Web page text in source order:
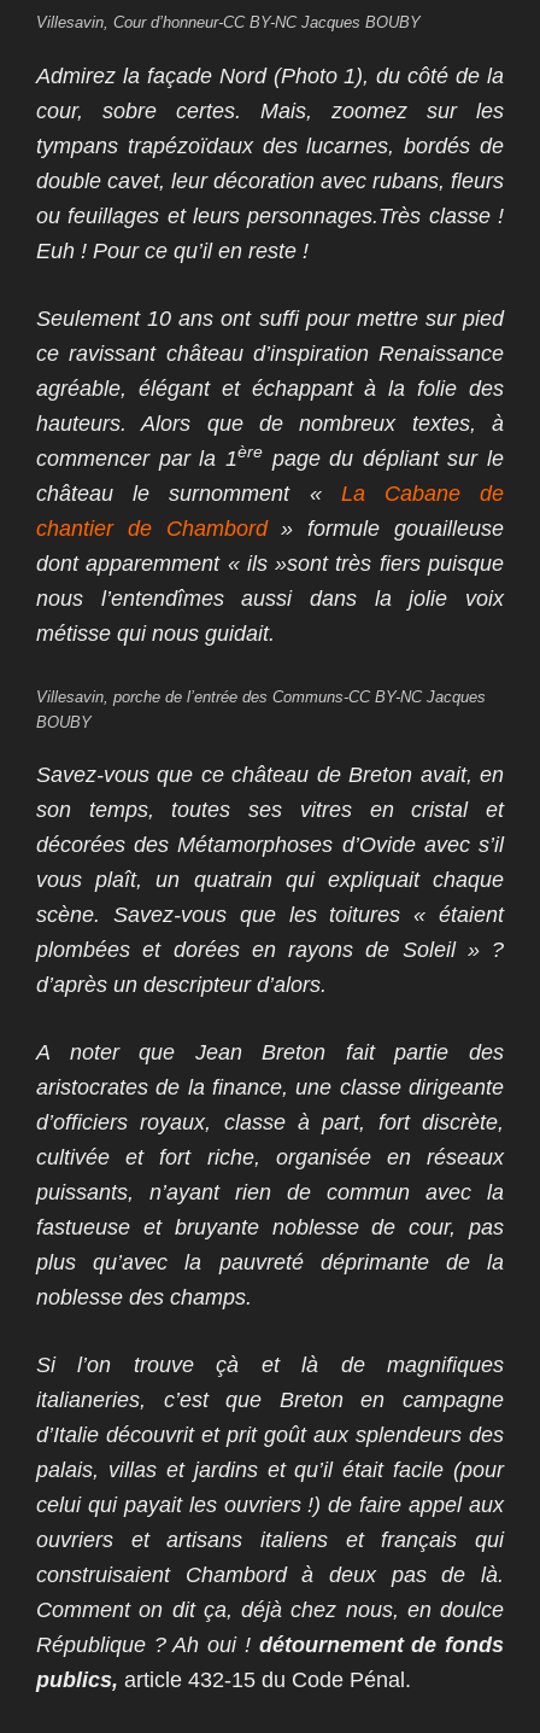
Villesavin, Cour d’honneur-CC BY-NC Jacques BOUBY
Admirez la façade Nord (Photo 1), du côté de la
cour, sobre certes. Mais, zoomez sur les
tympans trapézoïdaux des lucarnes, bordés de
double cavet, leur décoration avec rubans, fleurs
ou feuillages et leurs personnages.Très classe !
Euh ! Pour ce qu’il en reste !
Seulement 10 ans ont suffi pour mettre sur pied
ce ravissant château d’inspiration Renaissance
agréable, élégant et échappant à la folie des
hauteurs.Alors que de nombreux textes, à
commencer par la 1èrepage du dépliant sur le
château le surnomment « La Cabane de
chantier de Chambord» formule gouailleuse
dont apparemment « ils »sont très fiers puisque
nous l’entendîmes aussi dans la jolie voix
métisse qui nous guidait.
Villesavin, porche de l’entrée des Communs-CC BY-NC Jacques
BOUBY
Savez-vous que ce château de Breton avait, en
son temps, toutes ses vitres en cristal et
décorées des Métamorphoses d’Ovide avec s’il
vous plaît, un quatrain qui expliquait chaque
scène. Savez-vous que les toitures « étaient
plombées et dorées en rayons de Soleil » ?
d’après un descripteur d’alors.
A noter que Jean Breton fait partie des
aristocrates de la finance, une classe dirigeante
d’officiers royaux, classe à part, fort discrète,
cultivée et fort riche, organisée en réseaux
puissants, n’ayant rien de commun avec la
fastueuse et bruyante noblesse de cour, pas
plus qu’avec la pauvreté déprimante de la
noblesse des champs.
Si l’on trouve çà et là de magnifiques
italianeries, c’est que Breton en campagne
d’Italie découvrit et prit goût aux splendeurs des
palais, villas et jardins et qu’il était facile (pour
celui qui payait les ouvriers !) de faire appel aux
ouvriers et artisans italiens et français qui
construisaient Chambord à deux pas de là.
Comment on dit ça, déjà chez nous, en doulce
République ? Ah oui ! détournement de fonds
publics, article 432-15 du Code Pénal.